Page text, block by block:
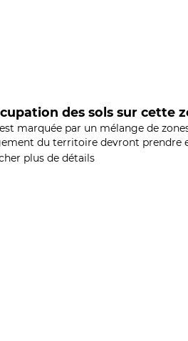
des sols sur cette
marquée par un mélange de
du territoire devront prendre
plus de détails